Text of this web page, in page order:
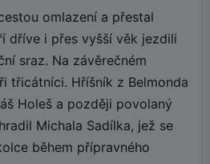
omlazení a přestal
dříve i přes vyšší věk jezdili
sraz. Na závěrečném
třicátníci. Hříšník z Belmonda
Holeš a později povolaný
Michala Sadílka, jež se
během přípravného